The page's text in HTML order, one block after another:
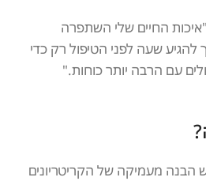
החיים שלי השתפרה
שעה לפני הטיפול רק כדי
עם הרבה יותר כוחות."
הבנה מעמיקה של הקריטריונים